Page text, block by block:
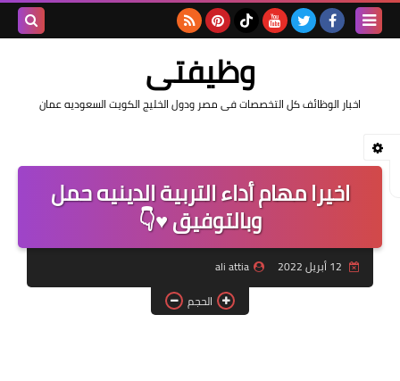
وظيفتى
اخبار الوظائف كل التخصصات فى مصر ودول الخليج الكويت السعوديه عمان
اخيرا مهام أداء التربية الدينيه حمل
وبالتوفيق ♥️👇
ali attia
الحجم